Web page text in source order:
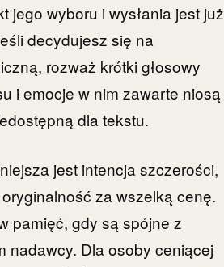
jego wyboru i wysłania jest już
decydujesz się na
rozważ krótki głosowy
i emocje w nim zawarte niosą
dla tekstu.
jest intencja szczerości,
za wszelką cenę.
pamięć, gdy są spójne z
nadawcy. Dla osoby ceniącej